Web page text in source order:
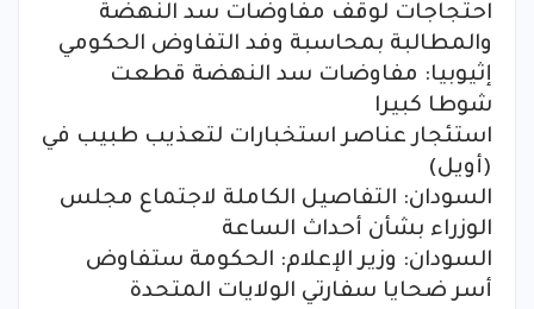
احتجاجات لوقف مفاوضات سد النهضة
والمطالبة بمحاسبة وفد التفاوض الحكومي
إثيوبيا: مفاوضات سد النهضة قطعت
شوطا كبيرا
استئجار عناصر استخبارات لتعذيب طبيب في
(أويل)
السودان: التفاصيل الكاملة لاجتماع مجلس
الوزراء بشأن أحداث الساعة
السودان: وزير الإعلام: الحكومة ستفاوض
أسر ضحايا سفارتي الولايات المتحدة